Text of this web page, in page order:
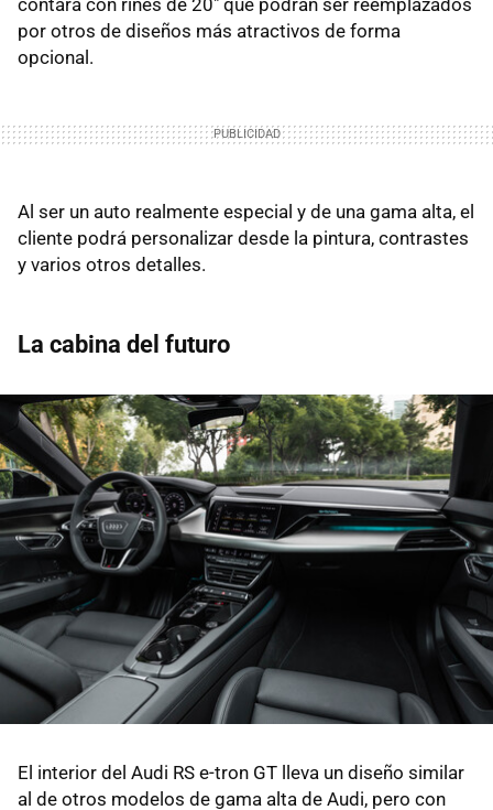
por otros de diseños más atractivos de forma
opcional.
Al ser un auto realmente especial y de una gama alta, el
cliente podrá personalizar desde la pintura, contrastes
y varios otros detalles.
La cabina del futuro
El interior del Audi RS e-tron GT lleva un diseño similar
al de otros modelos de gama alta de Audi, pero con